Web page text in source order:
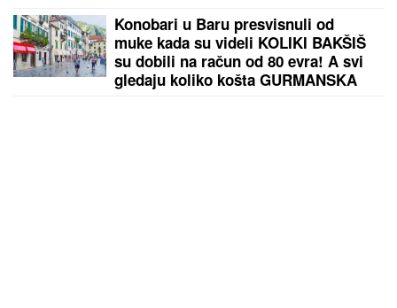
Konobari u Baru presvisnuli od
muke kada su videli KOLIKI BAKŠIŠ
su dobili na račun od 80 evra! A svi
gledaju koliko košta GURMANSKA